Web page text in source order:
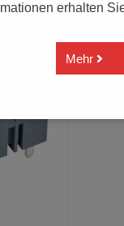
erhalten
Mehr